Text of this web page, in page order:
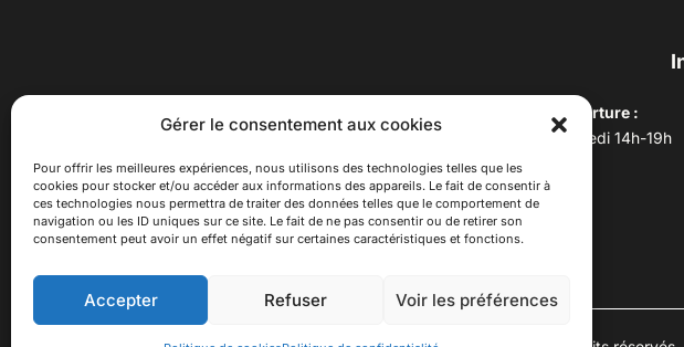
Gérer le consentement aux cookies
Pour offrir les meilleures expériences, nous utilisons des technologies telles que les
cookies pour stocker et/ou accéder aux informations des appareils. Le fait de consentir à
ces technologies nous permettra de traiter des données telles que le comportement de
navigation ou les ID uniques sur ce site. Le fait de ne pas consentir ou de retirer son
consentement peut avoir un effet négatif sur certaines caractéristiques et fonctions.
Accepter Refuser Voir les préférences
30 B rue Dr Rebatel, 69003 Lyon
(adresse postale : 62 rue St
Maximin, 69003 Lyon)
à 100 mètres du métro D Monplaisir
Lumière, T3 Dauphiné Lacassagne,
bus C16 Dr Rebatel
Horaires d’ouverture :
Du mardi au vendredi 14h-19h
Samedi 10h –17h
Fermeture lundi